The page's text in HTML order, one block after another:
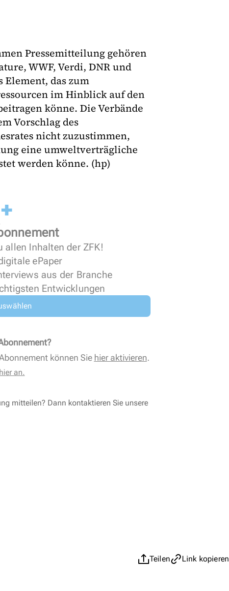
Pressemitteilung gehören
WWF, Verdi, DNR und
das zum
im Hinblick auf den
könne. Die Verbände
Vorschlag des
nicht zuzustimmen,
eine umweltverträgliche
werden könne. (hp)
allen Inhalten der ZFK!
ePaper
aus der Branche
Entwicklungen
können Sie hier aktivieren.
an.
mitteilen? Dann kontaktieren Sie unsere
Teilen Link kopieren